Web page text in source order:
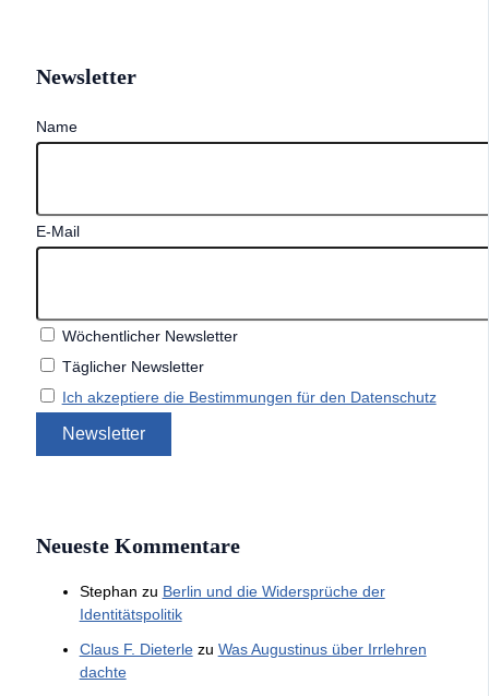
Newsletter
Name
E-Mail
Wöchentlicher Newsletter
Täglicher Newsletter
Ich akzeptiere die Bestimmungen für den Datenschutz
Neueste Kommentare
Stephan zu Berlin und die Widersprüche der
Identitätspolitik
Claus F. Dieterlezu Was Augustinus über Irrlehren
dachte